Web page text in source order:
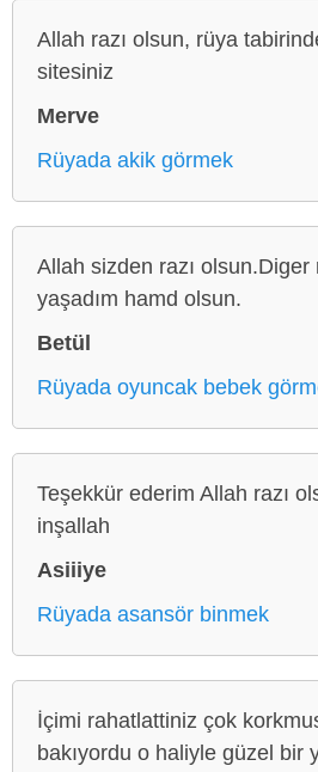
Allah razı olsun, rüya
sitesiniz
Merve
Rüyada akik görmek
Allah sizden razı olsun.Diger
yaşadım hamd olsun.
Betül
Rüyada oyuncak bebek
Teşekkür ederim Allah razı
inşallah
Asiiiye
Rüyada asansör binmek
İçimi rahatlattiniz çok
bakıyordu o haliyle güzel bir